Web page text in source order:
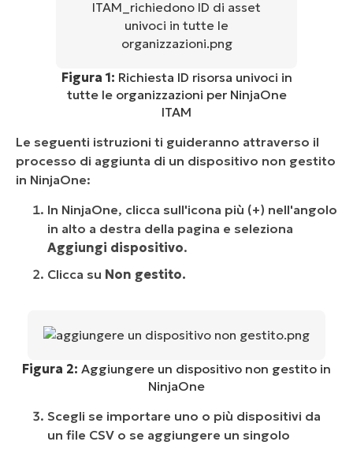
Figura 1: Richiesta ID risorsa univoci in
tutte le organizzazioni per NinjaOne
ITAM
Le seguenti istruzioni ti guideranno attraverso il
processo di aggiunta di un dispositivo non gestito
in NinjaOne:
In NinjaOne, clicca sull'icona più (+) nell'angolo
in alto a destra della pagina e seleziona
Aggiungi dispositivo.
Clicca su Non gestito.
Figura 2: Aggiungere un dispositivo non gestito in
NinjaOne
Scegli se importare uno o più dispositivi da
un file CSV o se aggiungere un singolo